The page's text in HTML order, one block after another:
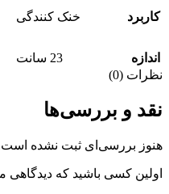
کاربرد خنک کنندگی
اندازه
23 سانت
نظرات (0)
نقد و بررسی‌ها
هنوز بررسی‌ای ثبت نشده
اولین کسی باشید که دیدگاهی